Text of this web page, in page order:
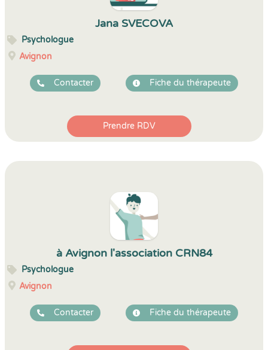
Jana SVECOVA
Psychologue
Avignon
Contacter Fiche du thérapeute
Prendre RDV
à Avignon l'association CRN84
Psychologue
Avignon
Contacter Fiche du thérapeute